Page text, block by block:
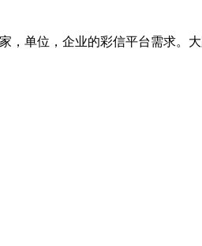
，单位，企业的彩信平台需求。